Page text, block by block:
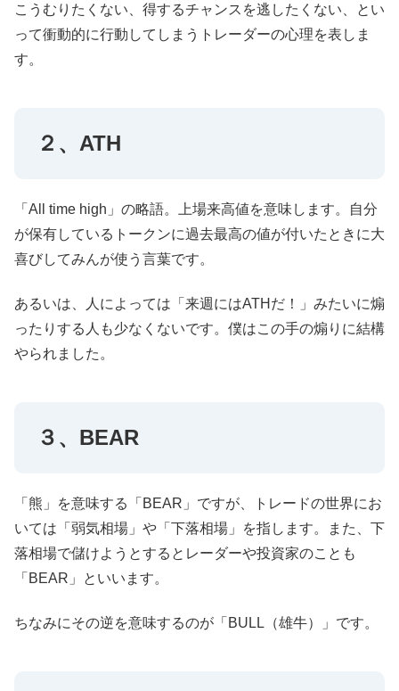
こうむりたくない、得するチャンスを逃したくない、とい
って衝動的に行動してしまうトレーダーの心理を表しま
す。
２、ATH
「All time high」の略語。上場来高値を意味します。自分
が保有しているトークンに過去最高の値が付いたときに大
喜びしてみんが使う言葉です。
あるいは、人によっては「来週にはATHだ！」みたいに煽
ったりする人も少なくないです。僕はこの手の煽りに結構
やられました。
３、BEAR
「熊」を意味する「BEAR」ですが、トレードの世界にお
いては「弱気相場」や「下落相場」を指します。また、下
落相場で儲けようとするとレーダーや投資家のことも
「BEAR」といいます。
ちなみにその逆を意味するのが「BULL（雄牛）」です。